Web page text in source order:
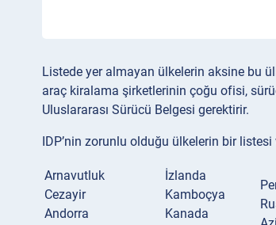
Listede yer almayan ülkelerin aksine bu
araç kiralama şirketlerinin çoğu ofisi,
Uluslararası Sürücü Belgesi gerektirir.
IDP’nin zorunlu olduğu ülkelerin bir
Arnavutluk
Cezayir
Andorra
İzlanda
Kamboçya
Kanada